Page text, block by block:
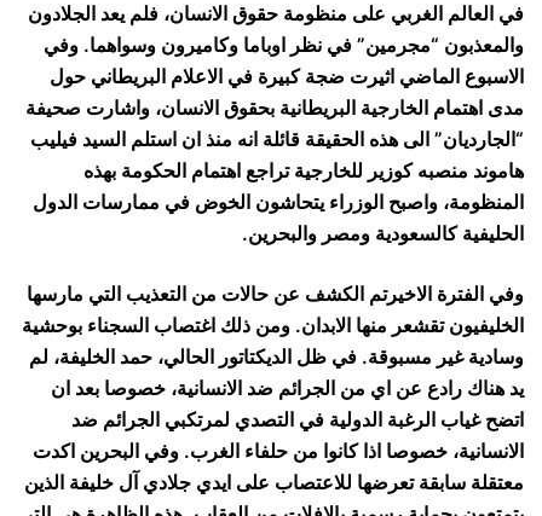
في العالم الغربي على منظومة حقوق الانسان، فلم يعد الجلادون
والمعذبون “مجرمين” في نظر اوباما وكاميرون وسواهما. وفي
الاسبوع الماضي اثيرت ضجة كبيرة في الاعلام البريطاني حول
مدى اهتمام الخارجية البريطانية بحقوق الانسان، واشارت صحيفة
“الجارديان” الى هذه الحقيقة قائلة انه منذ ان استلم السيد فيليب
هاموند منصبه كوزير للخارجية تراجع اهتمام الحكومة بهذه
المنظومة، واصبح الوزراء يتحاشون الخوض في ممارسات الدول
الحليفية كالسعودية ومصر والبحرين.
وفي الفترة الاخيرتم الكشف عن حالات من التعذيب التي مارسها
الخليفيون تقشعر منها الابدان. ومن ذلك اغتصاب السجناء بوحشية
وسادية غير مسبوقة. في ظل الديكتاتور الحالي، حمد الخليفة، لم
يد هناك رادع عن اي من الجرائم ضد الانسانية، خصوصا بعد ان
اتضح غياب الرغبة الدولية في التصدي لمرتكبي الجرائم ضد
الانسانية، خصوصا اذا كانوا من حلفاء الغرب. وفي البحرين اكدت
معتقلة سابقة تعرضها للاعتصاب على ايدي جلادي آل خليفة الذين